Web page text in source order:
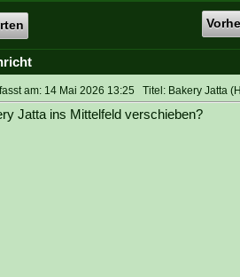
am: 14 Mai 2026 13:25 Titel: Bakery Jatta
Jatta ins Mittelfeld verschieben?